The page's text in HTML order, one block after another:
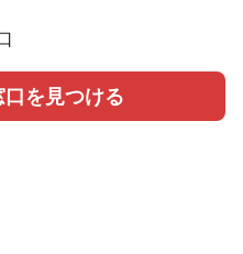
を見つける